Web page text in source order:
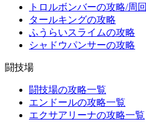
トロルボンバーの攻略/周回
タールキングの攻略
ふうらいスライムの攻略
シャドウパンサーの攻略
闘技場
闘技場の攻略一覧
エンドールの攻略一覧
エクサアリーナの攻略一覧